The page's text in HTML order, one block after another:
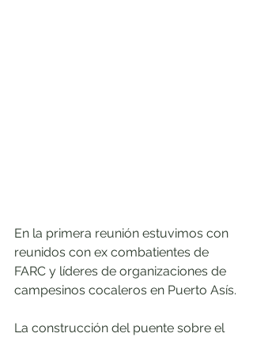
En la primera reunión estuvimos con
reunidos con ex combatientes de
FARC y líderes de organizaciones de
campesinos cocaleros en Puerto Asís.
La construcción del puente sobre el